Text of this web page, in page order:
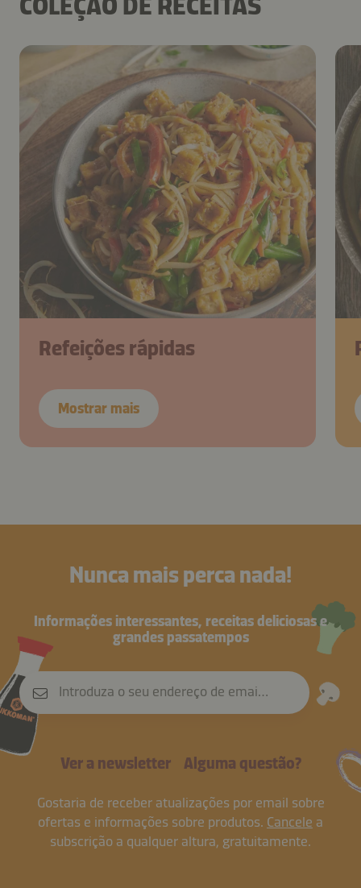
Refeições rápidas
Mostrar mais
Nunca mais perca nada!
Informações interessantes, receitas deliciosas e
grandes passatempos
Introduza o seu endereço de email
Ver a newsletter Alguma questão?
Gostaria de receber atualizações por email sobre
ofertas e informações sobre produtos. Cancele a
subscrição a qualquer altura, gratuitamente.